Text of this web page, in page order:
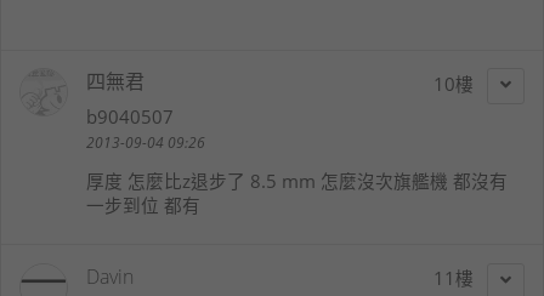
10
四無君
b9040507
2013-09-04 09:26
厚度 怎麼比z退步了 8.5 mm 怎麼沒次旗艦機 都沒有
一步到位 都有
11
Davin